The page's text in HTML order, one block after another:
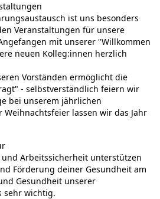
ist uns besonders
Veranstaltungen für unsere
mit unserer "Willkommen
neuen Kolleg:innen herzlich
Vorständen ermöglicht die
- selbstverständlich feiern wir
bei unserem jährlichen
lassen wir das Jahr
und Arbeitssicherheit unterstützen
Förderung deiner Gesundheit am
Gesundheit unserer
sehr wichtig.